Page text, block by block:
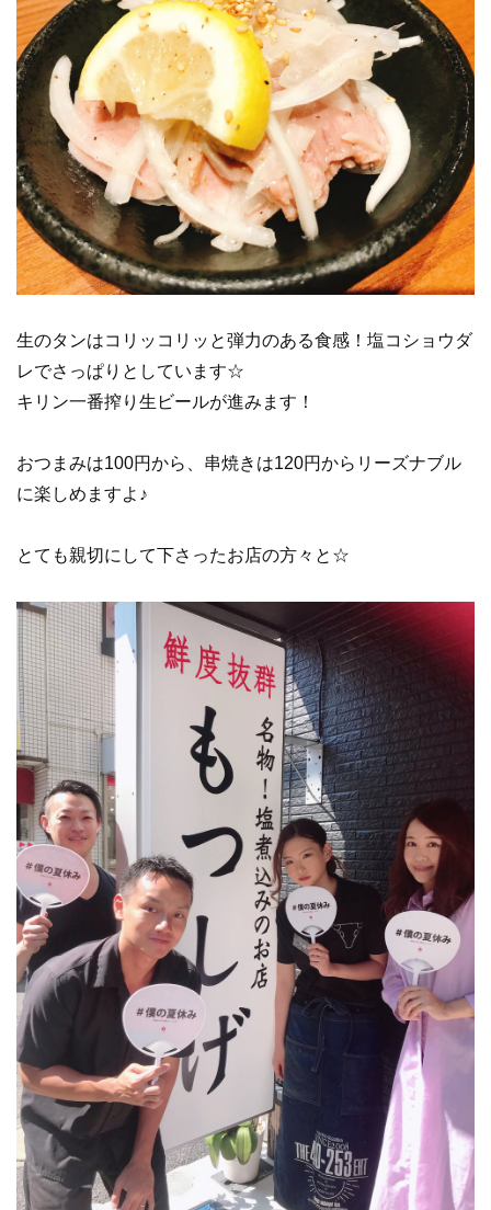
生のタンはコリッコリッと弾力のある食感！塩コショウダ
レでさっぱりとしています☆
キリン一番搾り生ビールが進みます！
おつまみは100円から、串焼きは120円からリーズナブル
に楽しめますよ♪
とても親切にして下さったお店の方々と☆